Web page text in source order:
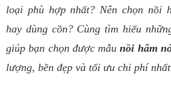
loại phù hợp nhất? Nên chọn nồi
hay dùng cồn? Cùng tìm hiểu
giúp bạn chọn được mẫunồi hâm
lượng, bền đẹp và tối ưu chi phí